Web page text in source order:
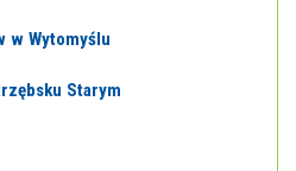
w Wytomyślu
Starym